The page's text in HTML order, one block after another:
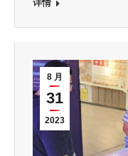
8 月
31
2023